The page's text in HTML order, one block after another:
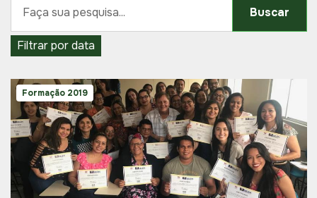
Buscar
Filtrar por data
Formação 2019